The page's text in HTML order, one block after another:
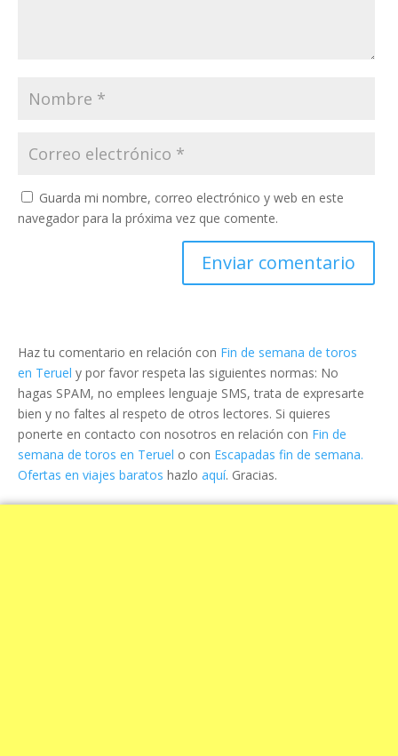
Guarda mi nombre, correo electrónico y web en este
navegador para la próxima vez que comente.
Haz tu comentario en relación con Fin de semana de toros
en Teruel y por favor respeta las siguientes normas: No
hagas SPAM, no emplees lenguaje SMS, trata de expresarte
bien y no faltes al respeto de otros lectores. Si quieres
ponerte en contacto con nosotros en relación con Fin de
semana de toros en Teruel o con Escapadas fin de semana.
Ofertas en viajes baratos hazlo aquí. Gracias.